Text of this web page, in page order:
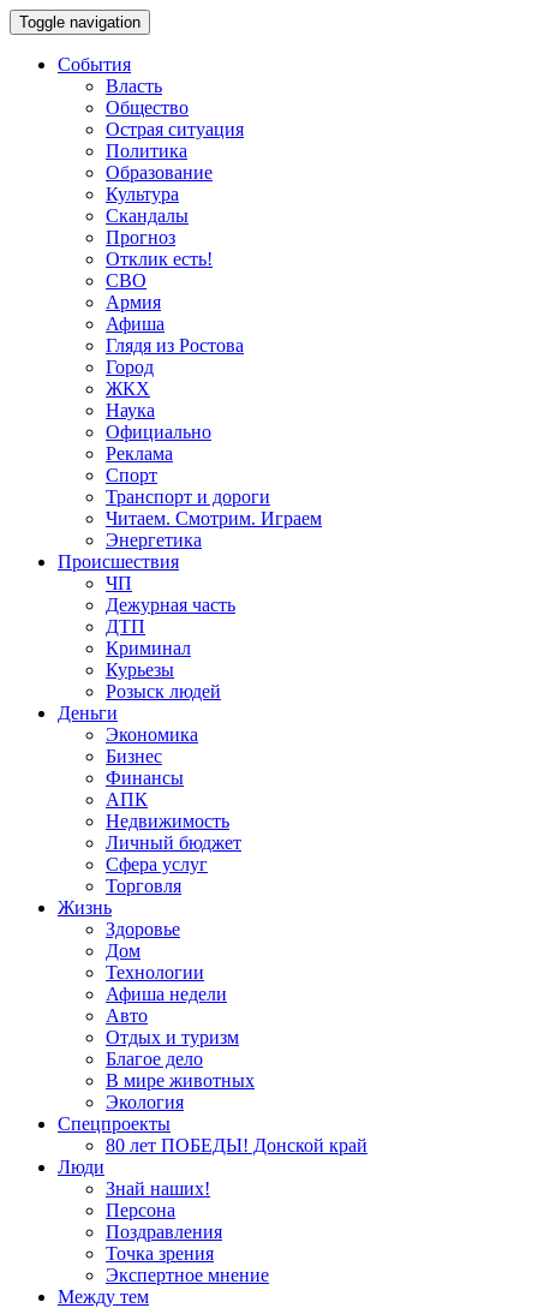
Toggle navigation
События
Власть
Общество
Острая ситуация
Политика
Образование
Культура
Скандалы
Прогноз
Отклик есть!
СВО
Армия
Афиша
Глядя из Ростова
Город
ЖКХ
Наука
Официально
Реклама
Спорт
Транспорт и дороги
Читаем. Смотрим. Играем
Энергетика
Происшествия
ЧП
Дежурная часть
ДТП
Криминал
Курьезы
Розыск людей
Деньги
Экономика
Бизнес
Финансы
АПК
Недвижимость
Личный бюджет
Сфера услуг
Торговля
Жизнь
Здоровье
Дом
Технологии
Афиша недели
Авто
Отдых и туризм
Благое дело
В мире животных
Экология
Спецпроекты
80 лет ПОБЕДЫ! Донской край
Люди
Знай наших!
Персона
Поздравления
Точка зрения
Экспертное мнение
Между тем